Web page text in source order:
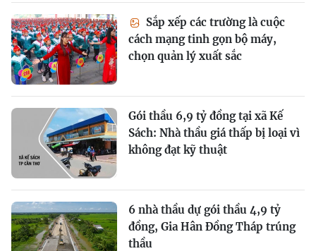
Sắp xếp các trường là cuộc
cách mạng tinh gọn bộ máy,
chọn quản lý xuất sắc
Gói thầu 6,9 tỷ đồng tại xã Kế
Sách: Nhà thầu giá thấp bị loại vì
không đạt kỹ thuật
6 nhà thầu dự gói thầu 4,9 tỷ
đồng, Gia Hân Đồng Tháp trúng
thầu